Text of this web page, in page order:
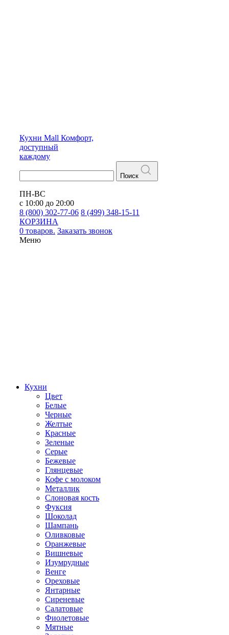
Кухни Mall Комфорт,
доступный
каждому
Поиск
ПН-ВС
с 10:00 до 20:00
8 (800) 302-77-06 8 (499) 348-15-11
КОРЗИНА
0 товаров. Заказать звонок
Меню
Кухни
Цвет
Белые
Черные
Желтые
Красные
Зеленые
Серые
Бежевые
Глянцевые
Кофе с молоком
Металлик
Слоновая кость
Фуксия
Шоколад
Шампань
Оливковые
Оранжевые
Вишневые
Изумрудные
Венге
Ореховые
Янтарные
Сиреневые
Салатовые
Фиолетовые
Мятные